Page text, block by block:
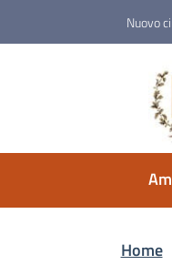
Nuovo
Home